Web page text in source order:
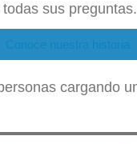
sus preguntas.
Conoce nuestra historia